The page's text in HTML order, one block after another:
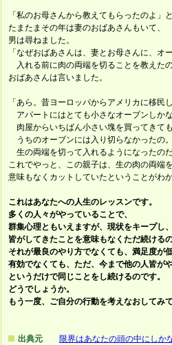
「私のお母さんから教えてもらったのよ」
たまたまその年は妻のおばあさんもいて、
男は尋ねました。
「なぜおばあさんは、妻とお母さんに、オ
入れる前に肉の両端を切ることを教えた
おばあさんは言いました。
「あら。昔ヨーロッパからアメリカに移民
アパートにはとても小さなオーブンしか
肉屋からいちばん小さい塊を買ってきて
うちのオーブンには入り切らなかったの
生の両端を切って入れるようになったの
これでやっと、この親子は、生の肉の両端
意味もなくカットしていたということがわ
これはあなたへの人生のレッスンです。
多くの人々がやっていることで、
群集心理ともいえますが、現状をキープし
皆がしてきたことを意味もなくただ続ける
それが最良のやり方でなくても、満足度が
有効でなくても、ただ、今まで他の人皆が
というだけで同じことをし続けるのです。
どうでしょうか。
もう一度、ご自分の行動を考えなおしてみ
出典元
限界はあなたの頭の中にしか